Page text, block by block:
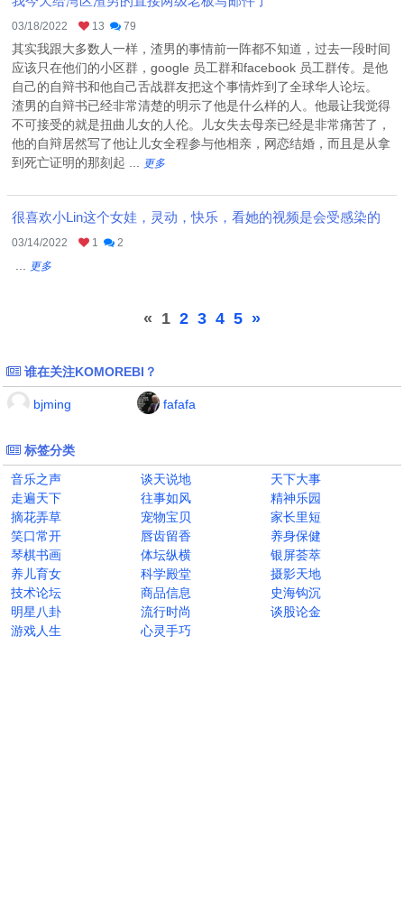
03/18/2022 13 79
其实我跟大多数人一样，渣男的事情前一阵都不知道，过去一段时间
应该只在他们的小区群，google 员工群和facebook 员工群传。是他
自己的自辩书和他自己舌战群友把这个事情炸到了全球华人论坛。
渣男的自辩书已经非常清楚的明示了他是什么样的人。他最让我觉得
不可接受的就是扭曲儿女的人伦。儿女失去母亲已经是非常痛苦了，
他的自辩居然写了他让儿女全程参与他相亲，网恋结婚，而且是从拿
到死亡证明的那刻起 ...
更多
很喜欢小Lin这个女娃，灵动，快乐，看她的视频是会受感染的
03/14/2022 1 2
更多
« 1 2 3 4 5 »
谁在关注KOMOREBI？
bjming fafafa
标签分类
音乐之声
谈天说地
天下大事
走遍天下
往事如风
精神乐园
摘花弄草
宠物宝贝
家长里短
笑口常开
唇齿留香
养身保健
琴棋书画
体坛纵横
银屏荟萃
养儿育女
科学殿堂
摄影天地
技术论坛
商品信息
史海钩沉
明星八卦
流行时尚
谈股论金
游戏人生
心灵手巧